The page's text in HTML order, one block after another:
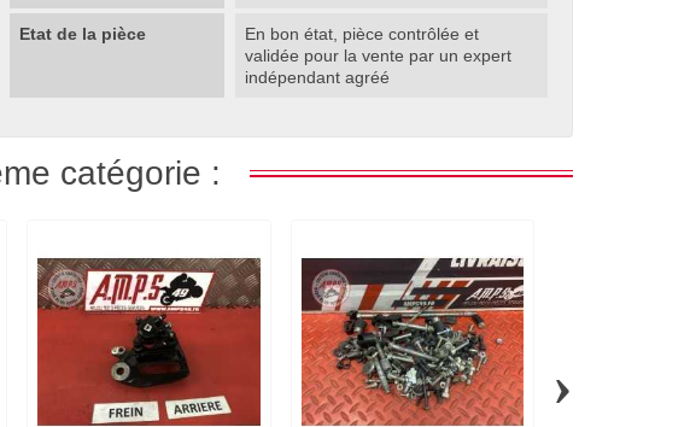
Etat de la pièce
En bon état, pièce contrôlée et
validée pour la vente par un expert
indépendant agréé
catégorie :
›